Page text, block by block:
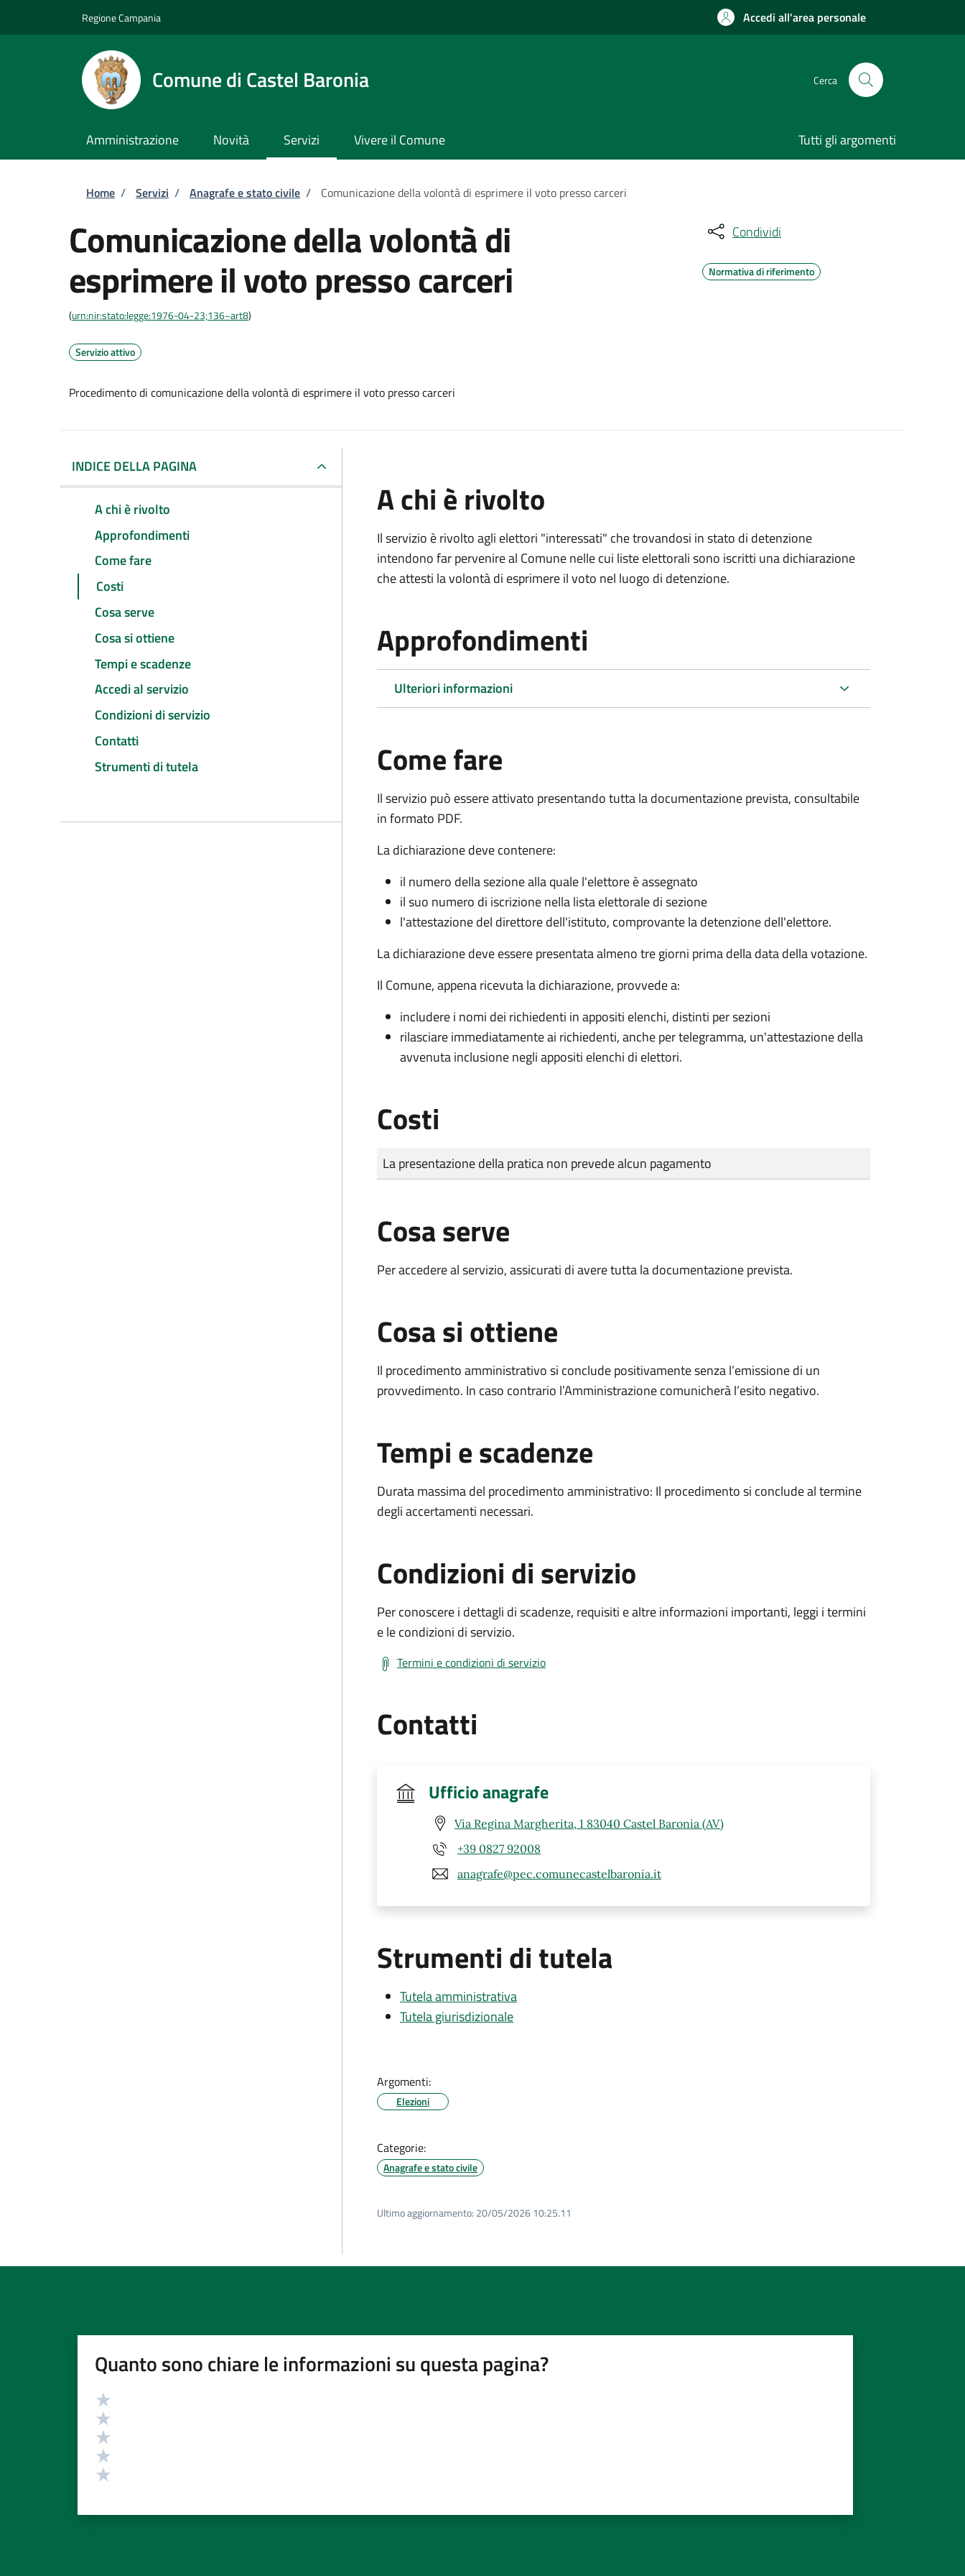
Regione Campania Accedi all'area personale
Comune di Castel Baronia Cerca
Amministrazione Novità Servizi Vivere il Comune Tutti gli argomenti
Briciole di pane
Home / Servizi / Anagrafe e stato civile / Comunicazione della volontà di esprimere il voto presso carceri
Comunicazione della volontà di
esprimere il voto presso carceri
(urn:nir:stato:legge:1976-04-23;136~art8)
Servizio attivo
Procedimento di comunicazione della volontà di esprimere il voto presso carceri
Condividi
Normativa di riferimento
INDICE DELLA PAGINA
A chi è rivolto
Approfondimenti
Come fare
Costi
Cosa serve
Cosa si ottiene
Tempi e scadenze
Accedi al servizio
Condizioni di servizio
Contatti
Strumenti di tutela
A chi è rivolto
Il servizio è rivolto agli elettori "interessati" che trovandosi in stato di detenzione
intendono far pervenire al Comune nelle cui liste elettorali sono iscritti una dichiarazione
che attesti la volontà di esprimere il voto nel luogo di detenzione.
Approfondimenti
Ulteriori informazioni
Come fare
Il servizio può essere attivato presentando tutta la documentazione prevista, consultabile
in formato PDF.
La dichiarazione deve contenere:
il numero della sezione alla quale l'elettore è assegnato
il suo numero di iscrizione nella lista elettorale di sezione
l'attestazione del direttore dell'istituto, comprovante la detenzione dell'elettore.
La dichiarazione deve essere presentata almeno tre giorni prima della data della votazione.
Il Comune, appena ricevuta la dichiarazione, provvede a:
includere i nomi dei richiedenti in appositi elenchi, distinti per sezioni
rilasciare immediatamente ai richiedenti, anche per telegramma, un'attestazione della
avvenuta inclusione negli appositi elenchi di elettori.
Costi
Tipo di pagamento
Importo
La presentazione della pratica non prevede alcun pagamento
Cosa serve
Per accedere al servizio, assicurati di avere tutta la documentazione prevista.
Cosa si ottiene
Il procedimento amministrativo si conclude positivamente senza l’emissione di un
provvedimento. In caso contrario l’Amministrazione comunicherà l’esito negativo.
Tempi e scadenze
Durata massima del procedimento amministrativo: Il procedimento si conclude al termine
degli accertamenti necessari.
Condizioni di servizio
Per conoscere i dettagli di scadenze, requisiti e altre informazioni importanti, leggi i termini
e le condizioni di servizio.
Termini e condizioni di servizio
Contatti
Ufficio anagrafe
Via Regina Margherita, 1 83040 Castel Baronia (AV)
+39 0827 92008
anagrafe@pec.comunecastelbaronia.it
Strumenti di tutela
Tutela amministrativa
Tutela giurisdizionale
Argomenti:
Elezioni
Categorie:
Anagrafe e stato civile
Ultimo aggiornamento: 20/05/2026 10:25.11
Quanto sono chiare le informazioni su questa pagina?
Valutazione